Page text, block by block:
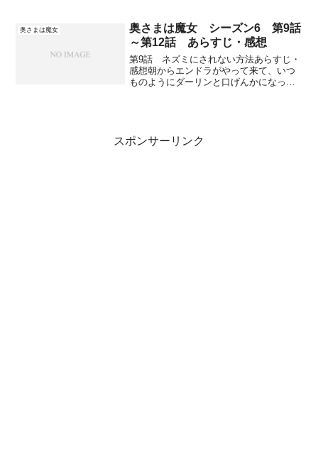
しい。サマンサの家に行ってみると、ダ
ーリンはルイーズのこと...
奥さまは魔女
奥さまは魔女 シーズン6 第9話
～第12話 あらすじ・感想
第9話 ネズミにされない方法あらすじ・
感想朝からエンドラがやって来て、いつ
ものようにダーリンと口げんかになって
スポンサーリンク